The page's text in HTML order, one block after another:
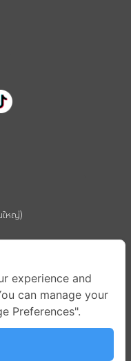
ใหญ่)
งเทพมหานคร 10330
experience and
can manage your
Preferences".